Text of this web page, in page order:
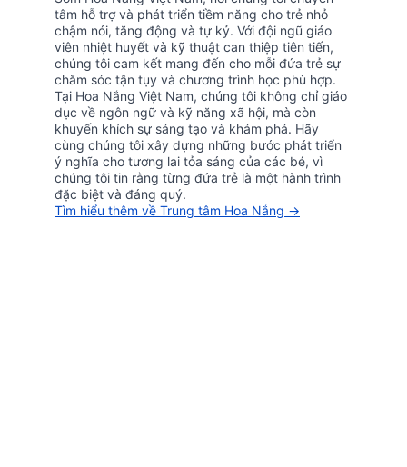
tâm hỗ trợ và phát triển tiềm năng cho trẻ nhỏ
chậm nói, tăng động và tự kỷ. Với đội ngũ giáo
viên nhiệt huyết và kỹ thuật can thiệp tiên tiến,
chúng tôi cam kết mang đến cho mỗi đứa trẻ sự
chăm sóc tận tụy và chương trình học phù hợp.
Tại Hoa Nắng Việt Nam, chúng tôi không chỉ giáo
dục về ngôn ngữ và kỹ năng xã hội, mà còn
khuyến khích sự sáng tạo và khám phá. Hãy
cùng chúng tôi xây dựng những bước phát triển
ý nghĩa cho tương lai tỏa sáng của các bé, vì
chúng tôi tin rằng từng đứa trẻ là một hành trình
đặc biệt và đáng quý.
Tìm hiểu thêm về Trung tâm Hoa Nắng →